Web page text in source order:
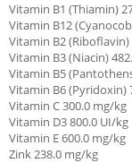
Vitamin B1 (Thiamin)
Vitamin B12
Vitamin B2
Vitamin B3 (Niacin)
Vitamin B5
Vitamin B6 (Pyridoxin)
Vitamin C300.0 mg/kg
Vitamin D3 800.0 UI/kg
Vitamin E600.0 mg/kg
Zink 238.0 mg/kg